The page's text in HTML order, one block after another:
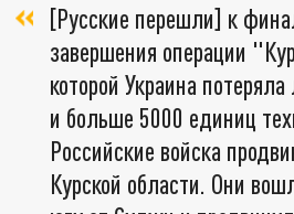
[Русские перешли] к
завершения операции
которой Украина
и больше 5000 единиц
Российские войска
Курской области. Они